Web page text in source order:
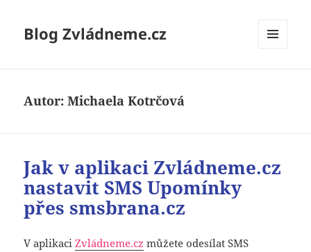
Blog Zvládneme.cz
Autor:Michaela Kotrčová
Jak v aplikaci Zvládneme.cz
nastavit SMS Upomínky
přes smsbrana.cz
V aplikaciZvládneme.cz můžete odesílat SMS